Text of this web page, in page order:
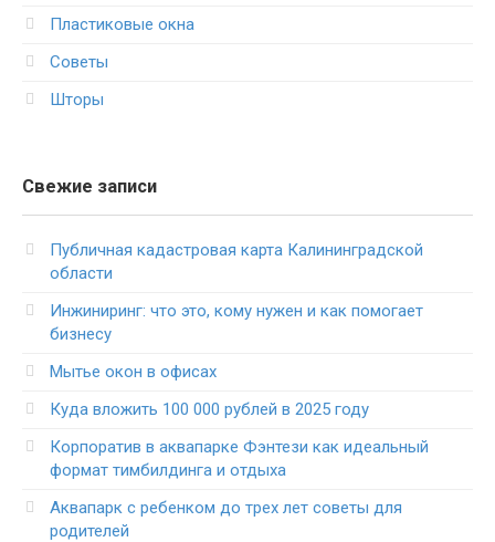
Пластиковые окна
Советы
Шторы
Свежие записи
Публичная кадастровая карта Калининградской
области
Инжиниринг: что это, кому нужен и как помогает
бизнесу
Мытье окон в офисах
Куда вложить 100 000 рублей в 2025 году
Корпоратив в аквапарке Фэнтези как идеальный
формат тимбилдинга и отдыха
Аквапарк с ребенком до трех лет советы для
родителей